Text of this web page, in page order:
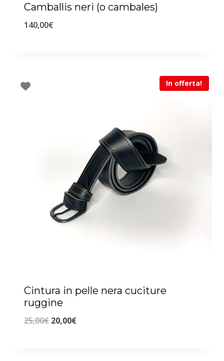
Camballis neri (o cambales)
140,00€
In offerta!
Cintura in pelle nera cuciture
ruggine
25,00€ Il
20,00€Il